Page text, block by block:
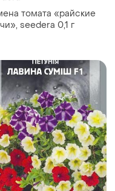
томата «райские
seedera 0,1 г